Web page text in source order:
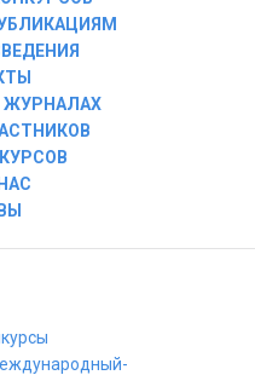
ЖУРНАЛАХ